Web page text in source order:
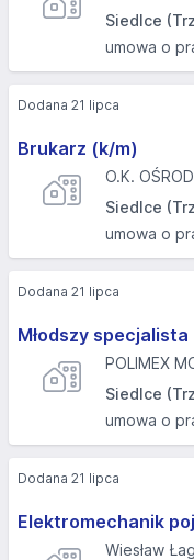
Siedlce
umowa o
Brukarz (k/m)
O.K.
Siedlce
umowa o
Dodana 21 lipca
Młodszy
POLIMEX
Siedlce
umowa o
Dodana 21 lipca
Elektromechanik
Wiesław
Dodana 21 lipca